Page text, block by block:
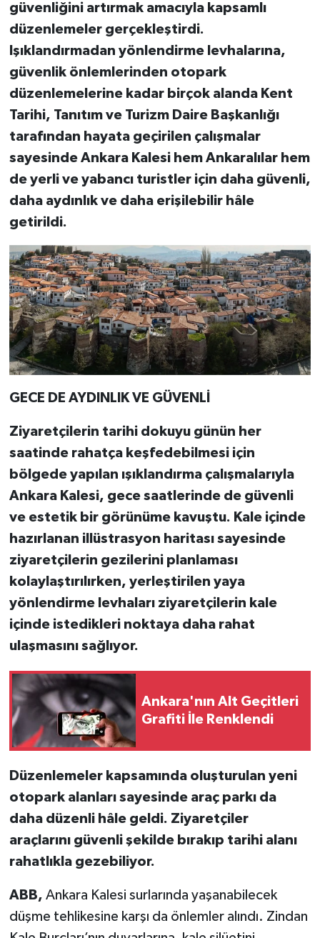
güvenliğini artırmak amacıyla kapsamlı
düzenlemeler gerçekleştirdi.
Işıklandırmadan yönlendirme levhalarına,
güvenlik önlemlerinden otopark
düzenlemelerine kadar birçok alanda Kent
Tarihi, Tanıtım ve Turizm Daire Başkanlığı
tarafından hayata geçirilen çalışmalar
sayesinde Ankara Kalesi hem Ankaralılar hem
de yerli ve yabancı turistler için daha güvenli,
daha aydınlık ve daha erişilebilir hâle
getirildi.
GECE DE AYDINLIK VE GÜVENLİ
Ziyaretçilerin tarihi dokuyu günün her
saatinde rahatça keşfedebilmesi için
bölgede yapılan ışıklandırma çalışmalarıyla
Ankara Kalesi, gece saatlerinde de güvenli
ve estetik bir görünüme kavuştu. Kale içinde
hazırlanan illüstrasyon haritası sayesinde
ziyaretçilerin gezilerini planlaması
kolaylaştırılırken, yerleştirilen yaya
yönlendirme levhaları ziyaretçilerin kale
içinde istedikleri noktaya daha rahat
ulaşmasını sağlıyor.
Ankara'nın Alt Geçitleri
Grafiti İle Renklendi
Düzenlemeler kapsamında oluşturulan yeni
otopark alanları sayesinde araç parkı da
daha düzenli hâle geldi. Ziyaretçiler
araçlarını güvenli şekilde bırakıp tarihi alanı
rahatlıkla gezebiliyor.
ABB, Ankara Kalesi surlarında yaşanabilecek
düşme tehlikesine karşı da önlemler alındı. Zindan